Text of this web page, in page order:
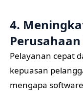
4.
Pelayanan cepat
kepuasan
mengapa